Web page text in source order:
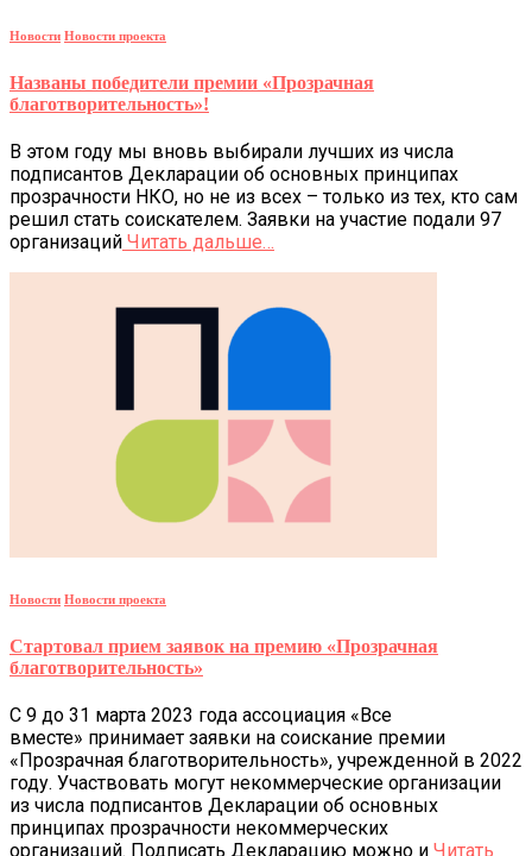
Новости Новости проекта
Названы победители премии «Прозрачная
благотворительность»!
В этом году мы вновь выбирали лучших из числа
подписантов Декларации об основных принципах
прозрачности НКО, но не из всех – только из тех, кто сам
решил стать соискателем. Заявки на участие подали 97
организаций Читать дальше…
Новости Новости проекта
Стартовал прием заявок на премию «Прозрачная
благотворительность»
С 9 до 31 марта 2023 года ассоциация «Все
вместе» принимает заявки на соискание премии
«Прозрачная благотворительность», учрежденной в 2022
году. Участвовать могут некоммерческие организации
из числа подписантов Декларации об основных
принципах прозрачности некоммерческих
организаций. Подписать Декларацию можно и Читать